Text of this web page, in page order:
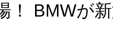
！ BMWが